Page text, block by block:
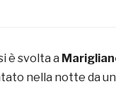
è svolta a
nella notte da